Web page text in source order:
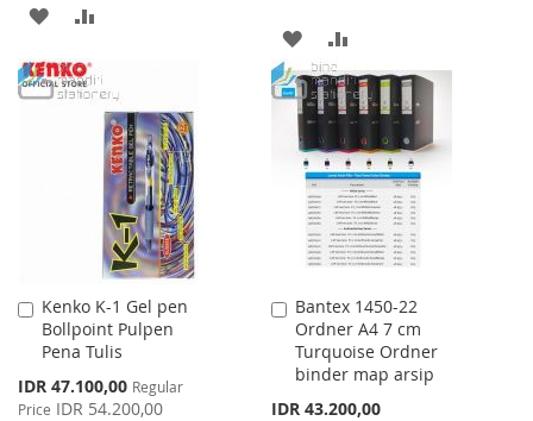
ADD
TO
WISHCOMPARE
ADD
TO
WISH
LIST
TO
COMPARE
Kenko K-1 Gel pen
Bollpoint Pulpen
Pena Tulis
Special
Price
IDR 47.100,00 Regular
Price IDR 54.200,00
Add
to
Cart
Bantex 1450-22
Ordner A4 7 cm
Turquoise Ordner
binder map arsip
IDR 43.200,00
Add
to
Cart